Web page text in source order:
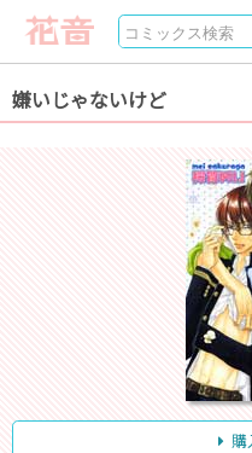
嫌いじゃないけど
購